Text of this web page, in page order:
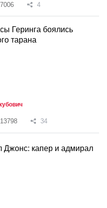
7006 4
Геринга боялись
тарана
13798 34
Джонс: капер и адмирал